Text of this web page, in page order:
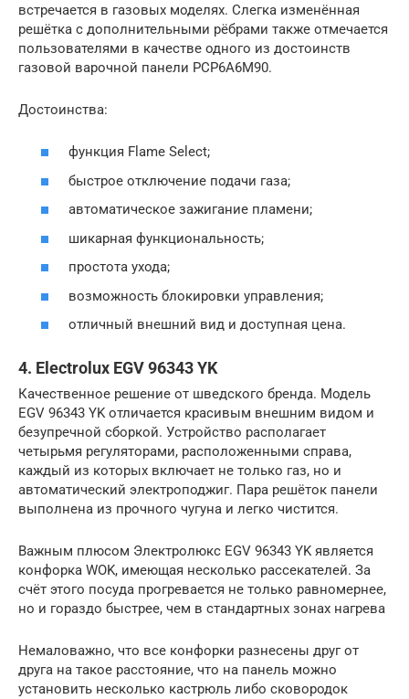
встречается в газовых моделях. Слегка изменённая
решётка с дополнительными рёбрами также отмечается
пользователями в качестве одного из достоинств
газовой варочной панели PCP6A6M90.
Достоинства:
функция Flame Select;
быстрое отключение подачи газа;
автоматическое зажигание пламени;
шикарная функциональность;
простота ухода;
возможность блокировки управления;
отличный внешний вид и доступная цена.
4. Electrolux EGV 96343 YK
Качественное решение от шведского бренда. Модель
EGV 96343 YK отличается красивым внешним видом и
безупречной сборкой. Устройство располагает
четырьмя регуляторами, расположенными справа,
каждый из которых включает не только газ, но и
автоматический электроподжиг. Пара решёток панели
выполнена из прочного чугуна и легко чистится.
Важным плюсом Электролюкс EGV 96343 YK является
конфорка WOK, имеющая несколько рассекателей. За
счёт этого посуда прогревается не только равномернее,
но и гораздо быстрее, чем в стандартных зонах нагрева
Немаловажно, что все конфорки разнесены друг от
друга на такое расстояние, что на панель можно
установить несколько кастрюль либо сковородок